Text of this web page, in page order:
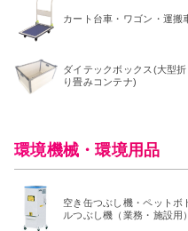
カート台車・ワゴン・運搬
ダイテックボックス(大型折
り畳みコンテナ)
環境機械・環境用品
空き缶つぶし機・ペットボ
ルつぶし機（業務・施設用）